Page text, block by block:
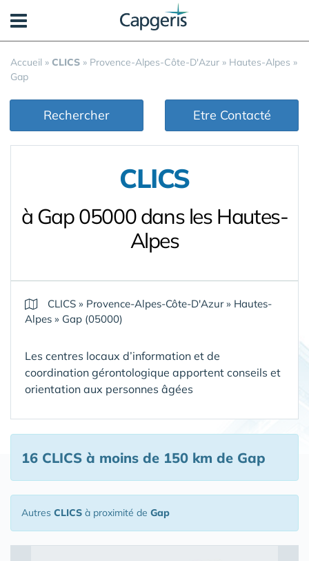
Accueil » CLICS » Provence-Alpes-Côte-D'Azur » Hautes-Alpes »
Gap
Rechercher Etre Contacté
CLICS
à Gap 05000 dans les Hautes-
Alpes
CLICS » Provence-Alpes-Côte-D'Azur» Hautes-
Alpes » Gap (05000)
Les centres locaux d’information et de
coordination gérontologique apportent conseils et
orientation aux personnes âgées
16 CLICS à moins de 150 km de Gap
Autres CLICS à proximité de Gap